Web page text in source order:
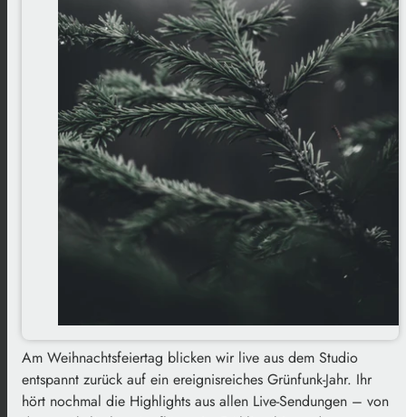
Am Weihnachtsfeiertag blicken wir live aus dem Studio
entspannt zurück auf ein ereignisreiches Grünfunk-Jahr. Ihr
hört nochmal die Highlights aus allen Live-Sendungen – von